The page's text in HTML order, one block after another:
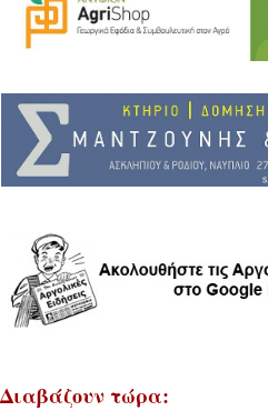
Διαβάζουν τώρα: